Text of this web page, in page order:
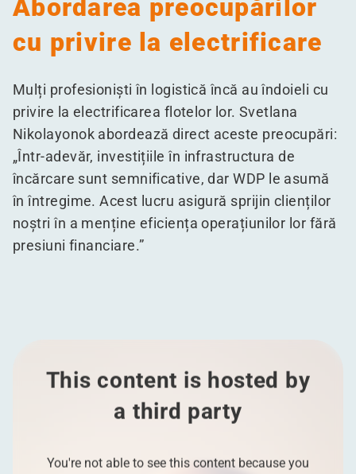
Abordarea preocupărilor
cu privire la electrificare
Mulți profesioniști în logistică încă au îndoieli cu
privire la electrificarea flotelor lor. Svetlana
Nikolayonok abordează direct aceste preocupări:
„Într-adevăr, investițiile în infrastructura de
încărcare sunt semnificative, dar WDP le asumă
în întregime. Acest lucru asigură sprijin clienților
noștri în a menține eficiența operațiunilor lor fără
presiuni financiare.”
This content is hosted by
a third party
You're not able to see this content because you